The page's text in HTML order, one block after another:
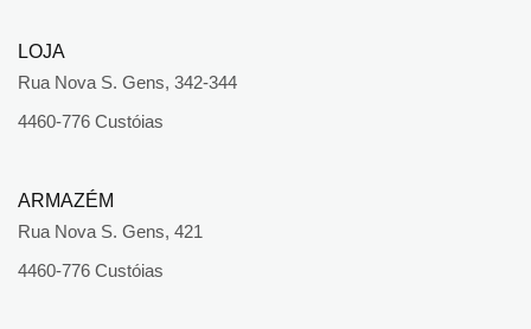
LOJA
Rua Nova S. Gens, 342-344
4460-776 Custóias
ARMAZÉM
Rua Nova S. Gens, 421
4460-776 Custóias